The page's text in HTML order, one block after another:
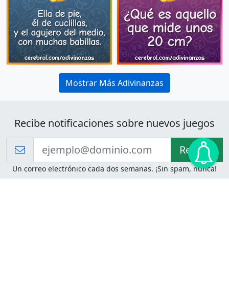
Mostrar Más Adivinanzas
Recibe notificaciones sobre nuevos juegos
Recibir!
Un correo electrónico cada dos semanas. ¡Sin spam, nunca!